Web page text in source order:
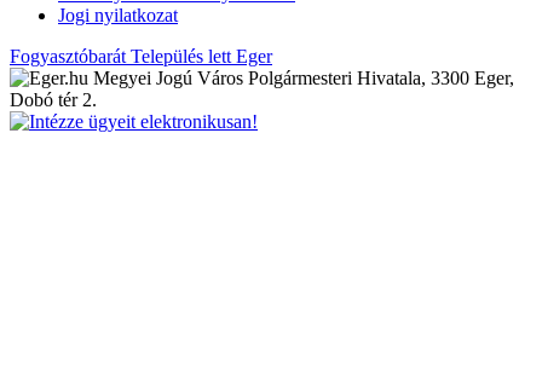
Jogi nyilatkozat
Fogyasztóbarát Település lett Eger
Megyei Jogú Város Polgármesteri Hivatala, 3300 Eger,
Dobó tér 2.